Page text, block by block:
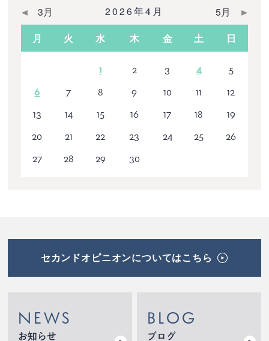
2026年4月
月 火 水 木 金 土 日
3月 5月
1 2 3 4
5
6
7 8 9 10 11
12
13
14 15 16 17 18
19
20
21 22 23 24 25
26
27
28 29 30
セカンドオピニオンについてはこちら
NEWS
お知らせ
BLOG
ブログ